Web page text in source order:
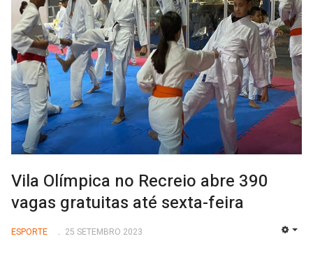
Vila Olímpica no Recreio abre 390
vagas gratuitas até sexta-feira
ESPORTE 25 SETEMBRO 2023